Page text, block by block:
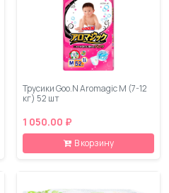
Трусики Goo.N Aromagic M (7-12
кг) 52 шт
1 050.00 ₽
В корзину